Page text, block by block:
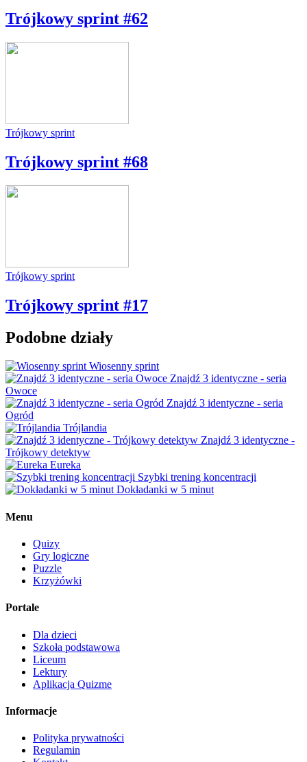
Trójkowy sprint #62
Trójkowy sprint
Trójkowy sprint #68
Trójkowy sprint
Trójkowy sprint #17
Podobne działy
Wiosenny sprint
Znajdź 3 identyczne - seria
Owoce
Znajdź 3 identyczne - seria
Ogród
Trójlandia
Znajdź 3 identyczne -
Trójkowy detektyw
Eureka
Szybki trening koncentracji
Dokładanki w 5 minut
Menu
Quizy
Gry logiczne
Puzzle
Krzyżówki
Portale
Dla dzieci
Szkoła podstawowa
Liceum
Lektury
Aplikacja Quizme
Informacje
Polityka prywatności
Regulamin